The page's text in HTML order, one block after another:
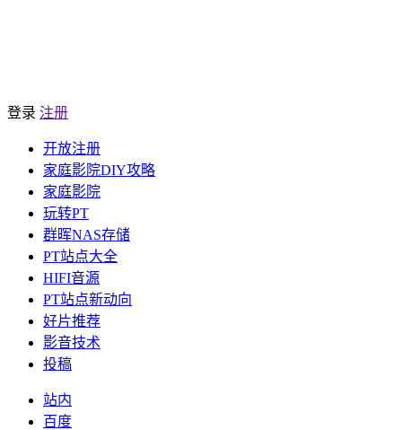
登录 注册
开放注册
家庭影院DIY攻略
家庭影院
玩转PT
群晖NAS存储
PT站点大全
HIFI音源
PT站点新动向
好片推荐
影音技术
投稿
站内
百度